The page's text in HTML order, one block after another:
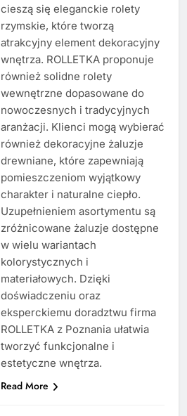
cieszą się eleganckie rolety
rzymskie, które tworzą
atrakcyjny element dekoracyjny
wnętrza. ROLLETKA proponuje
również solidne rolety
wewnętrzne dopasowane do
nowoczesnych i tradycyjnych
aranżacji. Klienci mogą wybierać
również dekoracyjne żaluzje
drewniane, które zapewniają
pomieszczeniom wyjątkowy
charakter i naturalne ciepło.
Uzupełnieniem asortymentu są
zróżnicowane żaluzje dostępne
w wielu wariantach
kolorystycznych i
materiałowych. Dzięki
doświadczeniu oraz
eksperckiemu doradztwu firma
ROLLETKA z Poznania ułatwia
tworzyć funkcjonalne i
estetyczne wnętrza.
Read More